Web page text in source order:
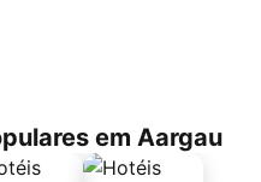
em Aargau